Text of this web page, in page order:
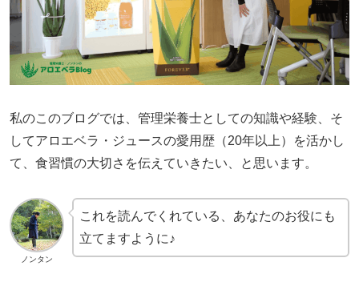
私のこのブログでは、管理栄養士としての知識や経験、そ
してアロエベラ・ジュースの愛用歴（20年以上）を活かし
て、食習慣の大切さを伝えていきたい、と思います。
ノンタン
これを読んでくれている、あなたのお役にも
立てますように♪